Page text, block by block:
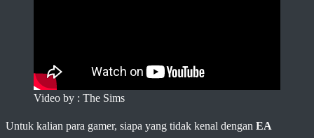
Video by : The Sims
Untuk kalian para gamer, siapa yang tidak kenal dengan EA